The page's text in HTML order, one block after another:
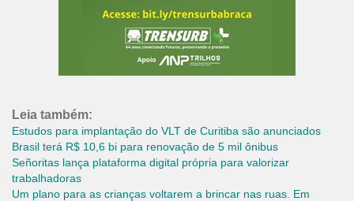
Leia também:
Estudos para implantação do VLT de Curitiba são anunciados
Brasil terá R$ 10,6 bi para renovação de 5 mil ônibus
Señoritas lança plataforma digital própria para valorizar
trabalhadoras
Um plano para as crianças voltarem a brincar nas ruas. Em